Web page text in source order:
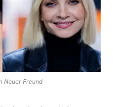
Neuer Freund